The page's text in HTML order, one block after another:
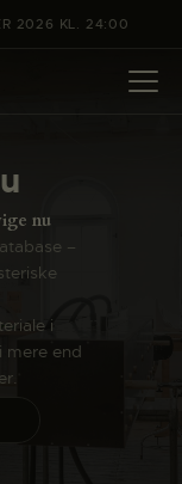
2026 KL. 24:00
nu
–
i
mere end